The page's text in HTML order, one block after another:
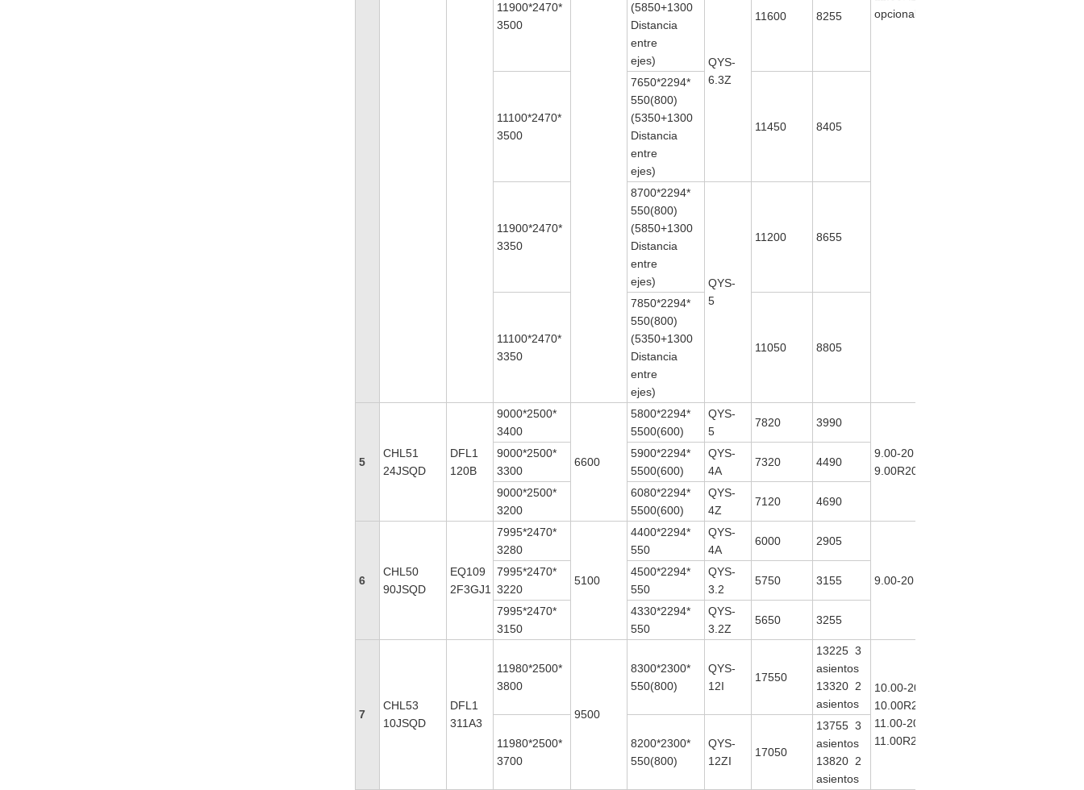
opcional)
11900*2470*
3500
(5850+1300
Distancia
entre
ejes)
QYS-
6.3Z
11600 8255
11100*2470*
3500
7650*2294*
550(800)
(5350+1300
Distancia
entre
ejes)
11450 8405
11900*2470*
3350
8700*2294*
550(800)
(5850+1300
Distancia
entre
ejes)
QYS-
5
11200 8655
11100*2470*
3350
7850*2294*
550(800)
(5350+1300
Distancia
entre
ejes)
11050 8805
5
CHL51
24JSQD
DFL1
120B
9000*2500*
3400
6600
5800*2294*
5500(600)
QYS-
5
7820 3990
9.00-20
9.00R20
9000*2500*
3300
5900*2294*
5500(600)
QYS-
4A
7320 4490
9000*2500*
3200
6080*2294*
5500(600)
QYS-
4Z
7120 4690
6
CHL50
90JSQD
EQ109
2F3GJ1
7995*2470*
3280
5100
4400*2294*
550
QYS-
4A
6000 2905
9.00-20
7995*2470*
3220
4500*2294*
550
QYS-
3.2
5750 3155
7995*2470*
3150
4330*2294*
550
QYS-
3.2Z
5650 3255
7
CHL53
10JSQD
DFL1
311A3
11980*2500*
3800
9500
8300*2300*
550(800)
QYS-
12I
17550
13225 3
asientos
13320 2
asientos
10.00-20
10.00R20
11.00-20
11.00R20
11980*2500*
3700
8200*2300*
550(800)
QYS-
12ZI
17050
13755 3
asientos
13820 2
asientos